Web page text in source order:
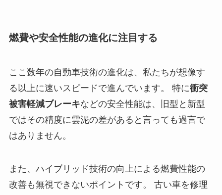
燃費や安全性能の進化に注目する
ここ数年の自動車技術の進化は、私たちが想像す
る以上に速いスピードで進んでいます。 特に衝突
被害軽減ブレーキなどの安全性能は、旧型と新型
ではその精度に雲泥の差があると言っても過言で
はありません。
また、ハイブリッド技術の向上による燃費性能の
改善も無視できないポイントです。 古い車を修理